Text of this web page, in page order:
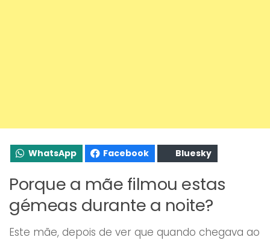
WhatsApp Facebook Bluesky
Porque a mãe filmou estas
gémeas durante a noite?
Este mãe, depois de ver que quando chegava ao